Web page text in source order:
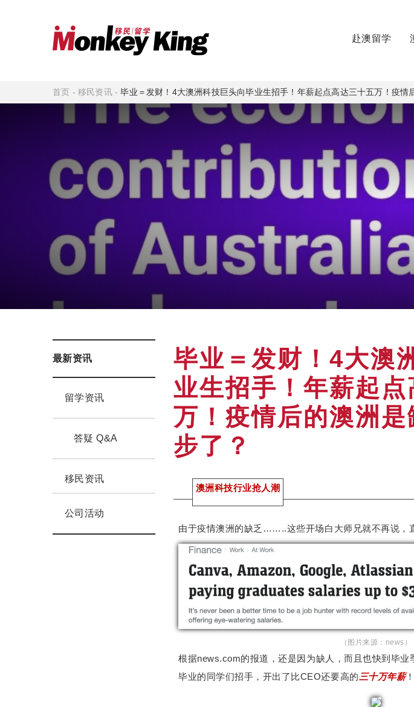
赴澳留学
首页 -移民资讯-毕业＝发财！4大澳洲科技巨头向毕业生招手！年薪起点高达三十五万！疫情
最新资讯
留学资讯
答疑 Q&A
移民资讯
公司活动
毕业＝发财！4大澳
业生招手！年薪起
万！疫情后的澳洲
步了？
澳洲科技行业抢人潮
由于疫情澳洲的缺乏……..这些开场白大师兄就不再说，
（图片来源：news）
根据news.com的报道，还是因为缺人，而且也快到毕
毕业的同学们招手，开出了比CEO还要高的三十万年薪！